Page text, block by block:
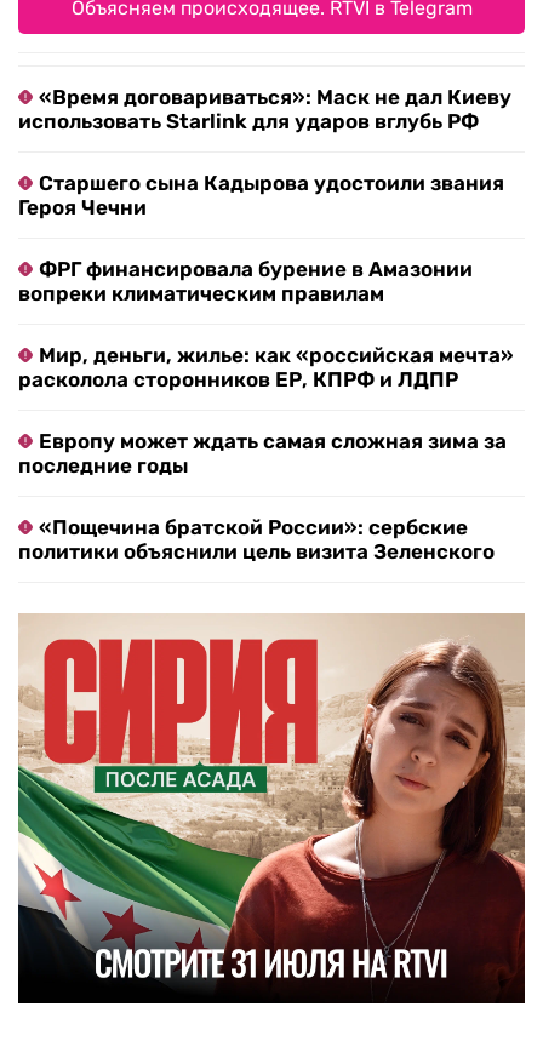
Объясняем происходящее. RTVI в Telegram
«Время договариваться»: Маск не дал Киеву
использовать Starlink для ударов вглубь РФ
Старшего сына Кадырова удостоили звания
Героя Чечни
ФРГ финансировала бурение в Амазонии
вопреки климатическим правилам
Мир, деньги, жилье: как «российская мечта»
расколола сторонников ЕР, КПРФ и ЛДПР
Европу может ждать самая сложная зима за
последние годы
«Пощечина братской России»: сербские
политики объяснили цель визита Зеленского